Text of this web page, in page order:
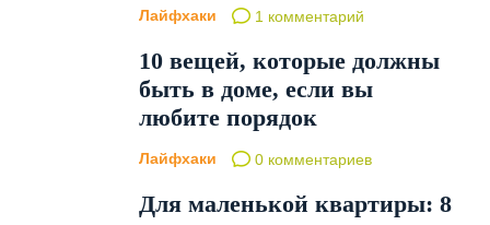
Лайфхаки 1 комментарий
10 вещей, которые должны
быть в доме, если вы
любите порядок
Лайфхаки 0 комментариев
Для маленькой квартиры: 8